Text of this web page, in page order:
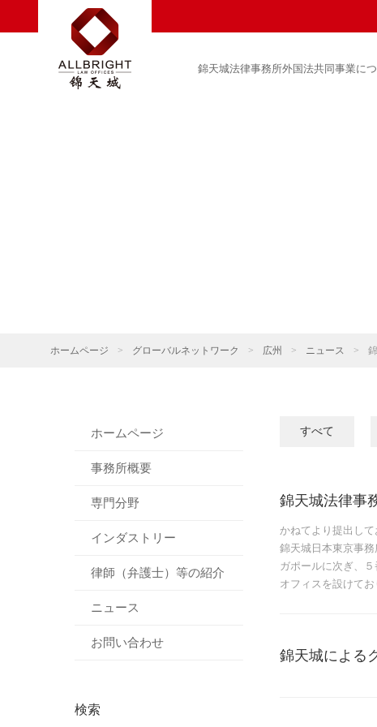
錦天城法律事務所外国法共同事業に
ホームページ > グローバルネットワーク > 広州 > ニュース >
ホームページ
事務所概要
専門分野
インダストリー
律師（弁護士）等の紹介
ニュース
お問い合わせ
検索
すべて
錦天城法律事
かねてより提出し
錦天城日本東京事
ガポールに次ぎ、
オフィスを設けてお
錦天城による